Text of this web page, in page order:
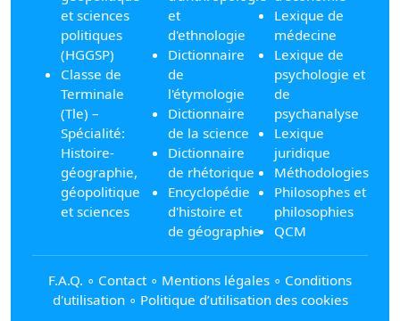
et sciences
politiques
(HGGSP)
Classe de
Terminale
(Tle) –
Spécialité:
Histoire-
géographie,
géopolitique
et sciences
et
d'ethnologie
Dictionnaire
de
l'étymologie
Dictionnaire
de la science
Dictionnaire
de rhétorique
Encyclopédie
d'histoire et
de géographie
Lexique de
médecine
Lexique de
psychologie et
de
psychanalyse
Lexique
juridique
Méthodologies
Philosophes et
philosophies
QCM
F.A.Q. ∘ Contact∘ Mentions légales ∘ Conditions
d'utilisation∘ Politique d’utilisation des cookies